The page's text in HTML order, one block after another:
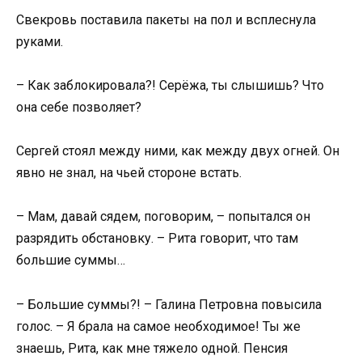
Свекровь поставила пакеты на пол и всплеснула
руками.
– Как заблокировала?! Серёжа, ты слышишь? Что
она себе позволяет?
Сергей стоял между ними, как между двух огней. Он
явно не знал, на чьей стороне встать.
– Мам, давай сядем, поговорим, – попытался он
разрядить обстановку. – Рита говорит, что там
большие суммы…
– Большие суммы?! – Галина Петровна повысила
голос. – Я брала на самое необходимое! Ты же
знаешь, Рита, как мне тяжело одной. Пенсия